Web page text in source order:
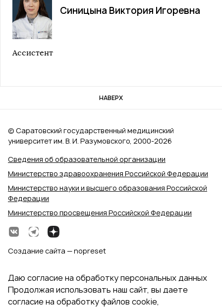
Синицына Виктория Игоревна
Ассистент
НАВЕРХ
Сведения об образовательной организации
Министерство здравоохранения Российской Федерации
Министерство науки и высшего образования Российской
Федерации
Министерство просвещения Российской Федерации
© Саратовский государственный медицинский
университет им. В. И. Разумовского, 2000‑2026
Создание сайта — nopreset
Даю согласие на обработку персональных данных
Продолжая использовать наш сайт, вы даете
согласие на обработку файлов cookie,